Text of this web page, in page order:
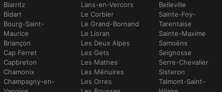
Biarritz
Bidart
Bourg-Saint-
Maurice
Briançon
Cap Ferret
Capbreton
Chamonix
Champagny-en-
Lans-en-Vercors
Le Corbier
Le Grand-Bornand
Le Lioran
Les Deux Alpes
Les Gets
Les Mathes
Les Ménuires
Les Orres
Belleville
Sainte-Foy-
Tarentaise
Sainte-Maxime
Samoëns
Seignosse
Serre-Chevalier
Sisteron
Talmont-Saint-